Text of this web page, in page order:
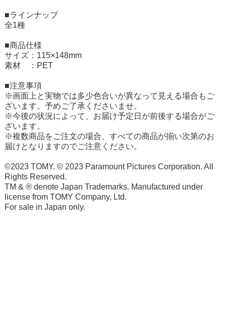
■ラインナップ
全1種
■商品仕様
サイズ：115×148mm
素材 ：PET
■注意事項
※画面上と実物では多少色合いが異なって見える場合もご
ざいます。予めご了承くださいませ。
※今後の状況によって、お届け予定日が前後する場合がご
ざいます。
※複数商品をご注文の場合、すべての商品が揃い次第のお
届けとなりますのでご注意ください。
©2023 TOMY. © 2023 Paramount Pictures Corporation. All
Rights Reserved.
TM & ® denote Japan Trademarks. Manufactured under
license from TOMY Company, Ltd.
For sale in Japan only.